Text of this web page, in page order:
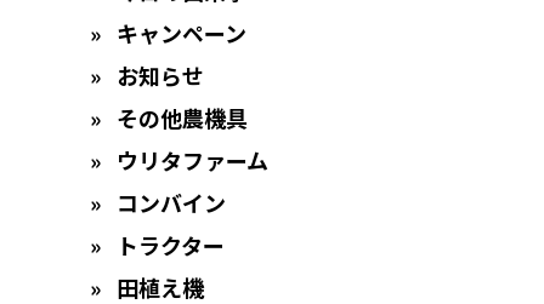
キャンペーン
お知らせ
その他農機具
ウリタファーム
コンバイン
トラクター
田植え機